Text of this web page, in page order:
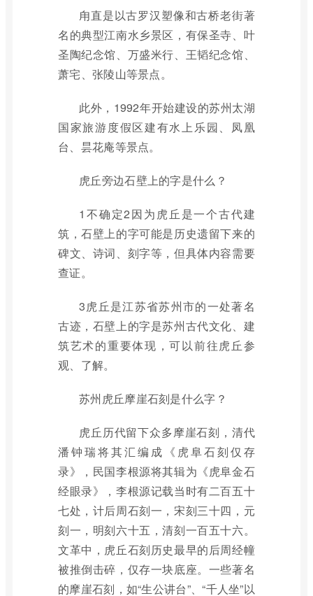
甪直是以古罗汉塑像和古桥老街著
名的典型江南水乡景区，有保圣寺、叶
圣陶纪念馆、万盛米行、王韬纪念馆、
萧宅、张陵山等景点。
此外，1992年开始建设的苏州太湖
国家旅游度假区建有水上乐园、凤凰
台、昙花庵等景点。
虎丘旁边石壁上的字是什么？
1不确定2因为虎丘是一个古代建
筑，石壁上的字可能是历史遗留下来的
碑文、诗词、刻字等，但具体内容需要
查证。
3虎丘是江苏省苏州市的一处著名
古迹，石壁上的字是苏州古代文化、建
筑艺术的重要体现，可以前往虎丘参
观、了解。
苏州虎丘摩崖石刻是什么字？
虎丘历代留下众多摩崖石刻，清代
潘钟瑞将其汇编成《虎阜石刻仅存
录》，民国李根源将其辑为《虎阜金石
经眼录》，李根源记载当时有二百五十
七处，计后周石刻一，宋刻三十四，元
刻一，明刻六十五，清刻一百五十六。
文革中，虎丘石刻历史最早的后周经幢
被推倒击碎，仅存一块底座。一些著名
的摩崖石刻，如“生公讲台”、“千人坐”以